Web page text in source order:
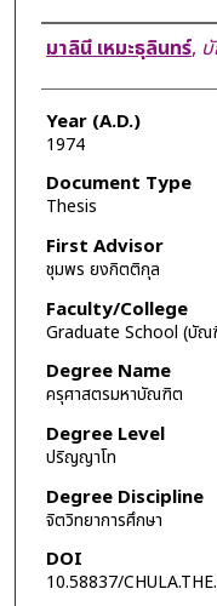
Author
มาลินี เหมะธุลินทร์,
Year (A.D.)
1974
Document Type
Thesis
First Advisor
ชุมพร ยงกิตติกุล
Faculty/College
Graduate School (บัณ
Degree Name
ครุศาสตรมหาบัณฑิต
Degree Level
ปริญญาโท
Degree Discipline
จิตวิทยาการศึกษา
DOI
10.58837/